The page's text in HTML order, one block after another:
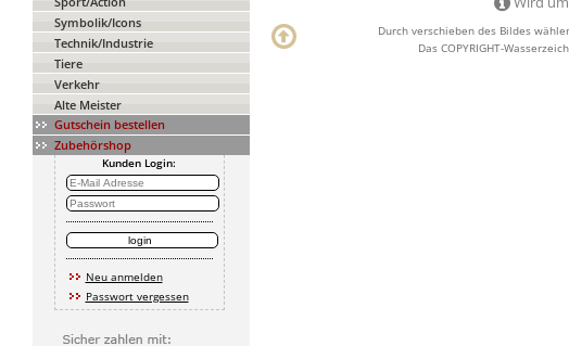
Symbolik/Icons
Technik/Industrie
Tiere
Verkehr
Alte Meister
Gutschein bestellen
Zubehörshop
Kunden Login:
Neu anmelden
Passwort vergessen
Durch verschieben des Bildes
Das COPYRIGHT-